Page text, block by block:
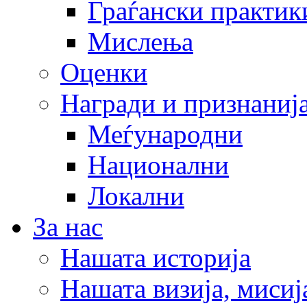
Граѓански
Мислења
Оценки
Награди и
Меѓународни
Национални
Локални
За нас
Нашата историја
Нашата визија,